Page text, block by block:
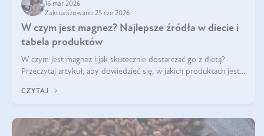
16 mar 2026
Zaktualizowano 25 cze 2026
W czym jest magnez? Najlepsze źródła w diecie i
tabela produktów
W czym jest magnez i jak skutecznie dostarczać go z dietą?
Przeczytaj artykuł, aby dowiedzieć się, w jakich produktach jest
CZYTAJ